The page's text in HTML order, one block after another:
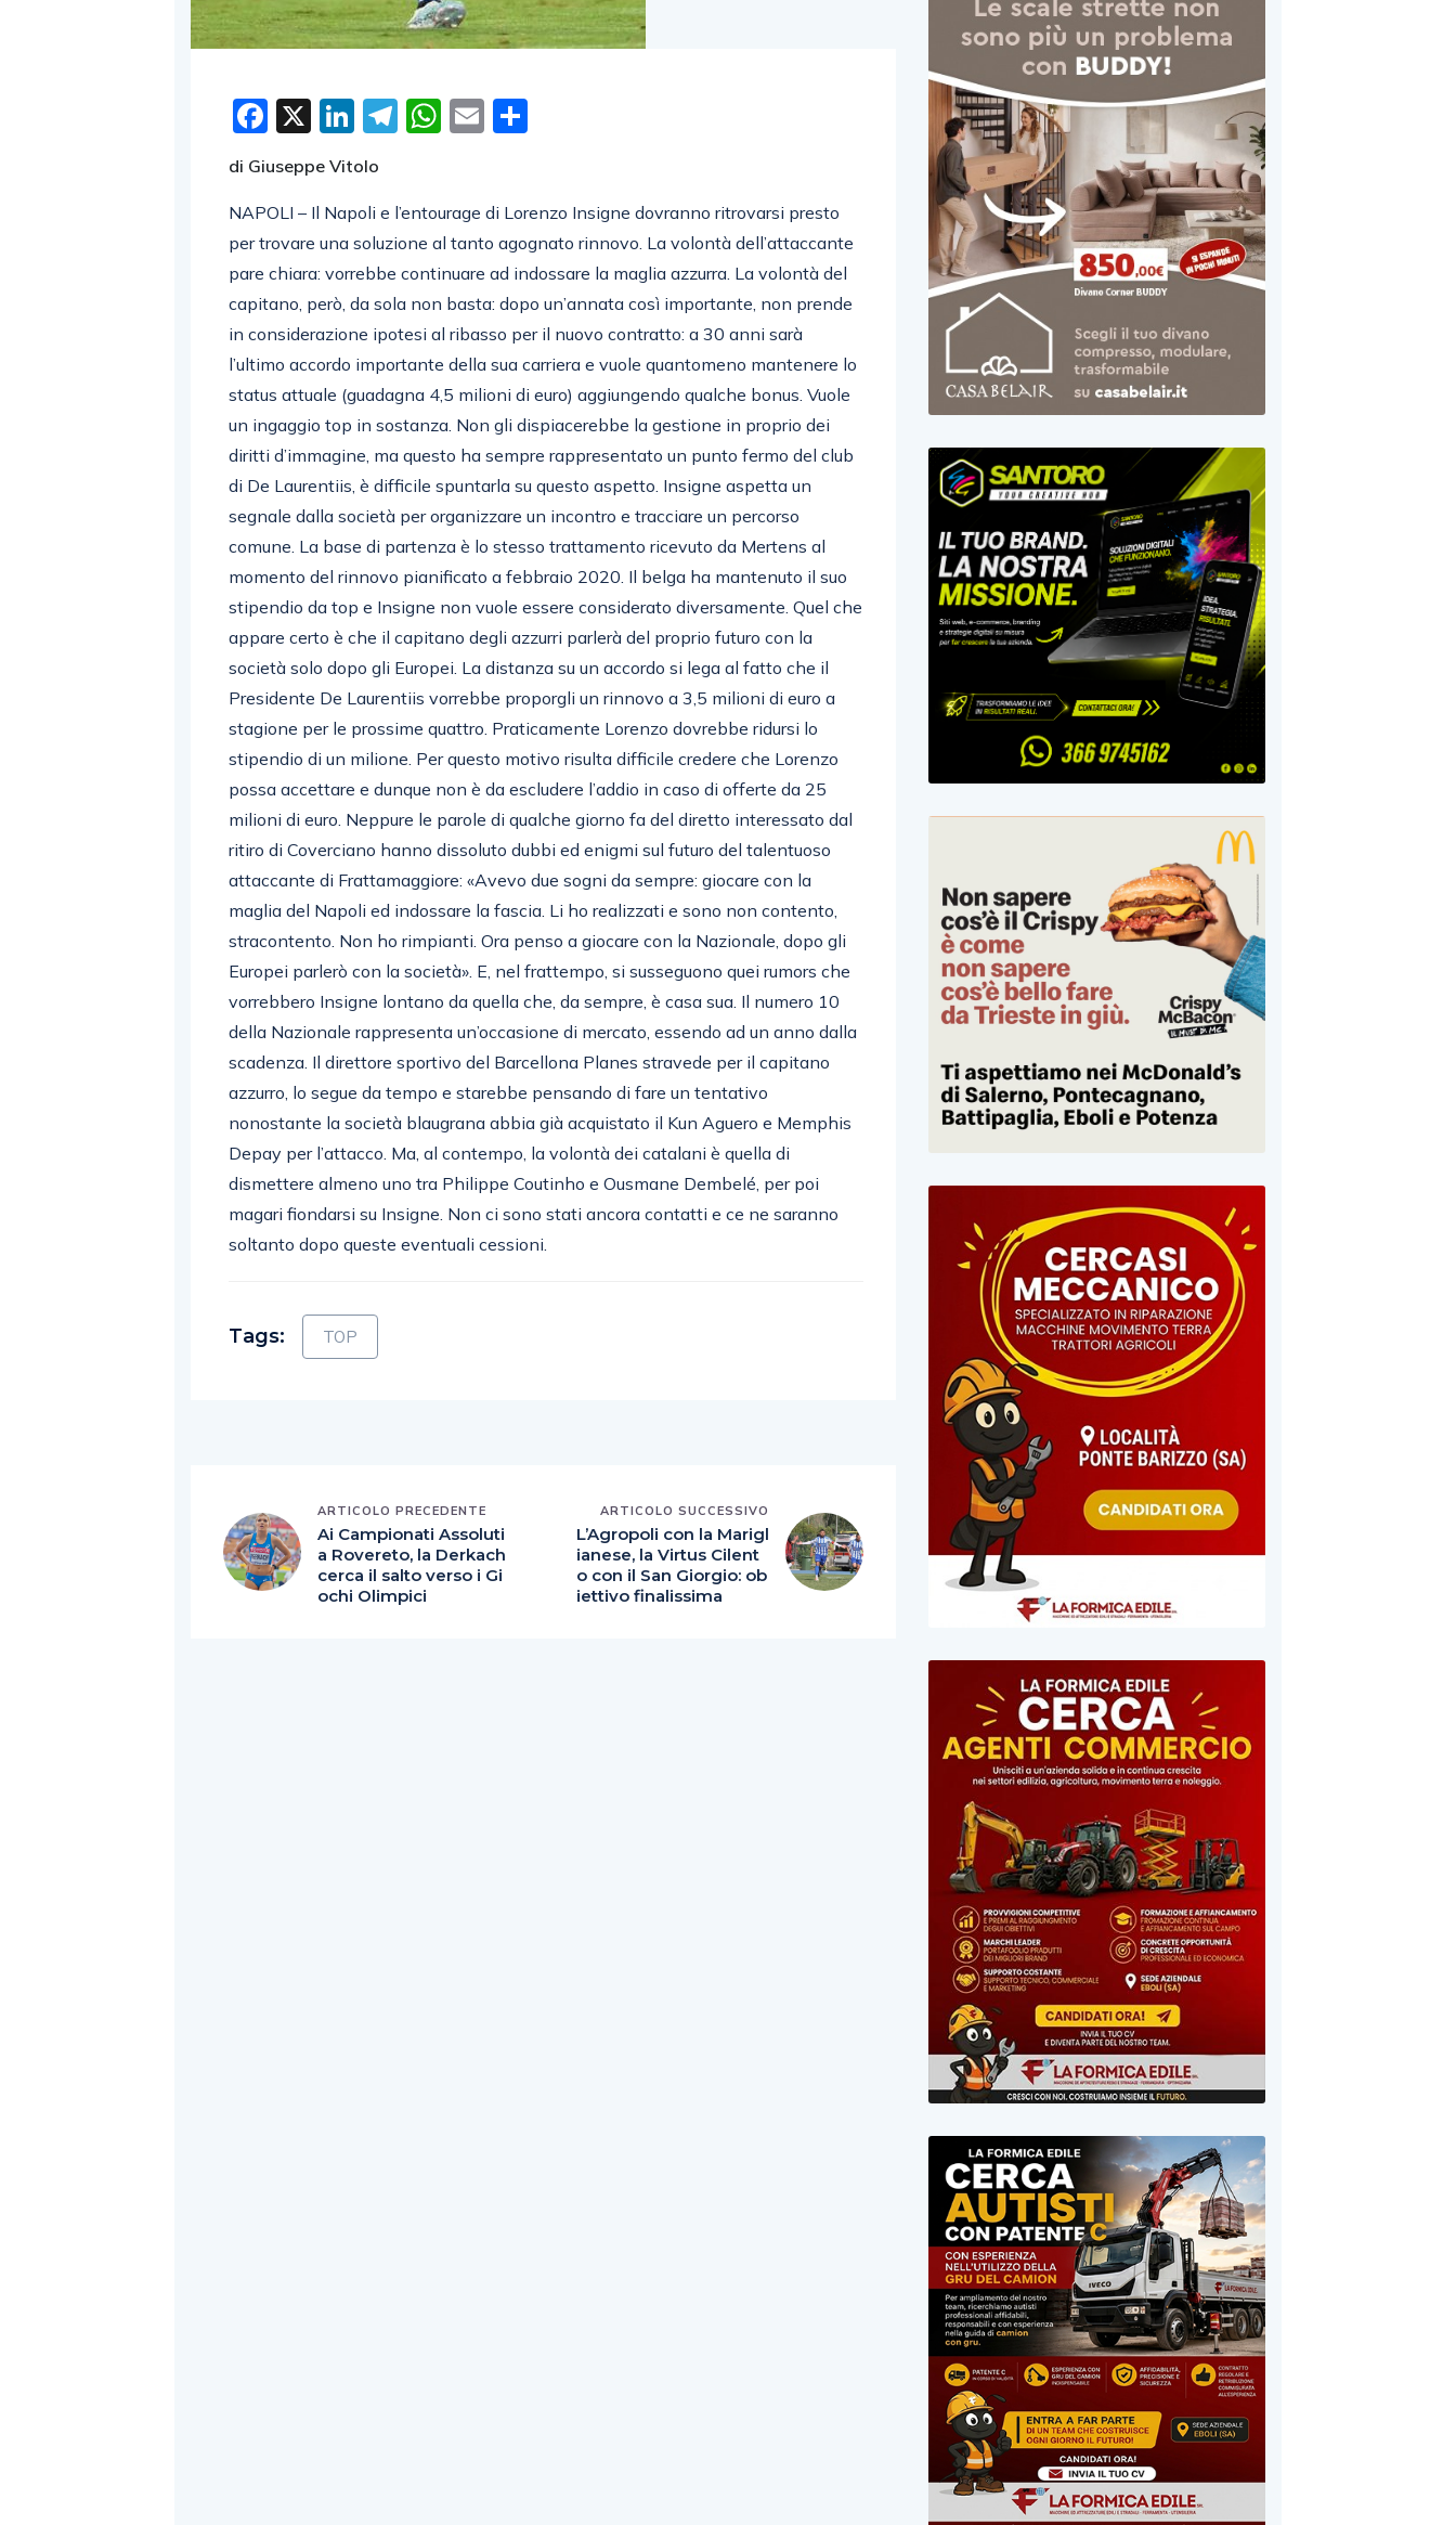
Facebook
X LinkedIn
Telegram
WhatsApp
Email
di Giuseppe Vitolo
NAPOLI – Il Napoli e l’entourage di Lorenzo Insigne dovranno ritrovarsi presto
per trovare una soluzione al tanto agognato rinnovo. La volontà dell’attaccante
pare chiara: vorrebbe continuare ad indossare la maglia azzurra. La volontà del
capitano, però, da sola non basta: dopo un’annata così importante, non prende
in considerazione ipotesi al ribasso per il nuovo contratto: a 30 anni sarà
l’ultimo accordo importante della sua carriera e vuole quantomeno mantenere lo
status attuale (guadagna 4,5 milioni di euro) aggiungendo qualche bonus. Vuole
un ingaggio top in sostanza. Non gli dispiacerebbe la gestione in proprio dei
diritti d’immagine, ma questo ha sempre rappresentato un punto fermo del club
di De Laurentiis, è difficile spuntarla su questo aspetto. Insigne aspetta un
segnale dalla società per organizzare un incontro e tracciare un percorso
comune. La base di partenza è lo stesso trattamento ricevuto da Mertens al
momento del rinnovo pianificato a febbraio 2020. Il belga ha mantenuto il suo
stipendio da top e Insigne non vuole essere considerato diversamente. Quel che
appare certo è che il capitano degli azzurri parlerà del proprio futuro con la
società solo dopo gli Europei. La distanza su un accordo si lega al fatto che il
Presidente De Laurentiis vorrebbe proporgli un rinnovo a 3,5 milioni di euro a
stagione per le prossime quattro. Praticamente Lorenzo dovrebbe ridursi lo
stipendio di un milione. Per questo motivo risulta difficile credere che Lorenzo
possa accettare e dunque non è da escludere l’addio in caso di offerte da 25
milioni di euro. Neppure le parole di qualche giorno fa del diretto interessato dal
ritiro di Coverciano hanno dissoluto dubbi ed enigmi sul futuro del talentuoso
attaccante di Frattamaggiore: «Avevo due sogni da sempre: giocare con la
maglia del Napoli ed indossare la fascia. Li ho realizzati e sono non contento,
stracontento. Non ho rimpianti. Ora penso a giocare con la Nazionale, dopo gli
Europei parlerò con la società». E, nel frattempo, si susseguono quei rumors che
vorrebbero Insigne lontano da quella che, da sempre, è casa sua. Il numero 10
della Nazionale rappresenta un’occasione di mercato, essendo ad un anno dalla
scadenza. Il direttore sportivo del Barcellona Planes stravede per il capitano
azzurro, lo segue da tempo e starebbe pensando di fare un tentativo
nonostante la società blaugrana abbia già acquistato il Kun Aguero e Memphis
Depay per l’attacco. Ma, al contempo, la volontà dei catalani è quella di
dismettere almeno uno tra Philippe Coutinho e Ousmane Dembelé, per poi
magari fiondarsi su Insigne. Non ci sono stati ancora contatti e ce ne saranno
soltanto dopo queste eventuali cessioni.
Tags: TOP
ARTICOLO PRECEDENTE
Ai Campionati Assoluti
a Rovereto, la Derkach
cerca il salto verso i Gi
ochi Olimpici
ARTICOLO SUCCESSIVO
L’Agropoli con la Marigl
ianese, la Virtus Cilent
o con il San Giorgio: ob
iettivo finalissima